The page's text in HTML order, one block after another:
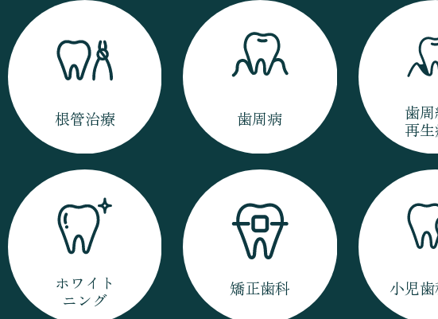
根管治療 歯周病
歯
再
ホワイト
ニング
矯正歯科 小児